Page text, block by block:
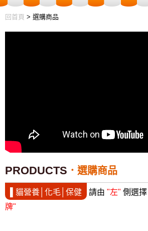
回首頁 > 選購商品
PRODUCTS 選購商品
▌貓營養│化毛│保健 請由 "左" 側選擇
牌"